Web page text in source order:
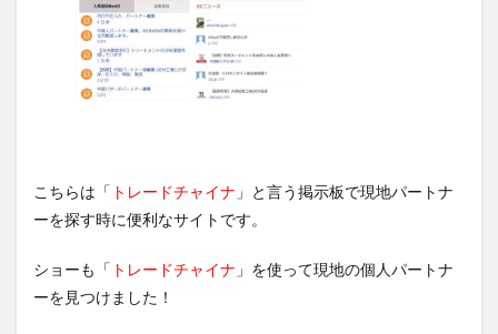
こちらは「 トレードチャイナ 」と言う掲示板で現地パートナ
ーを探す時に便利なサイトです。
ショーも「 トレードチャイナ 」を使って現地の個人パートナ
ーを見つけました！